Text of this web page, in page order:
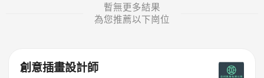
暫無更多結果
為您推薦以下崗位
創意插畫設計師